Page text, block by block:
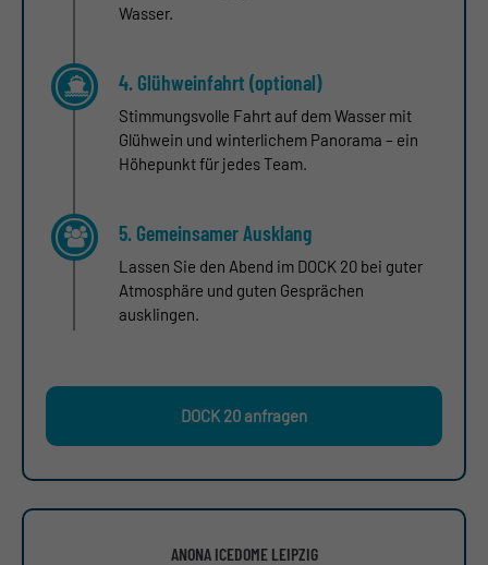
Wasser.
4. Glühweinfahrt (optional)
Stimmungsvolle Fahrt auf dem Wasser mit
Glühwein und winterlichem Panorama – ein
Höhepunkt für jedes Team.
5. Gemeinsamer Ausklang
Lassen Sie den Abend im DOCK 20 bei guter
Atmosphäre und guten Gesprächen
ausklingen.
DOCK 20 anfragen
ANONA ICEDOME LEIPZIG